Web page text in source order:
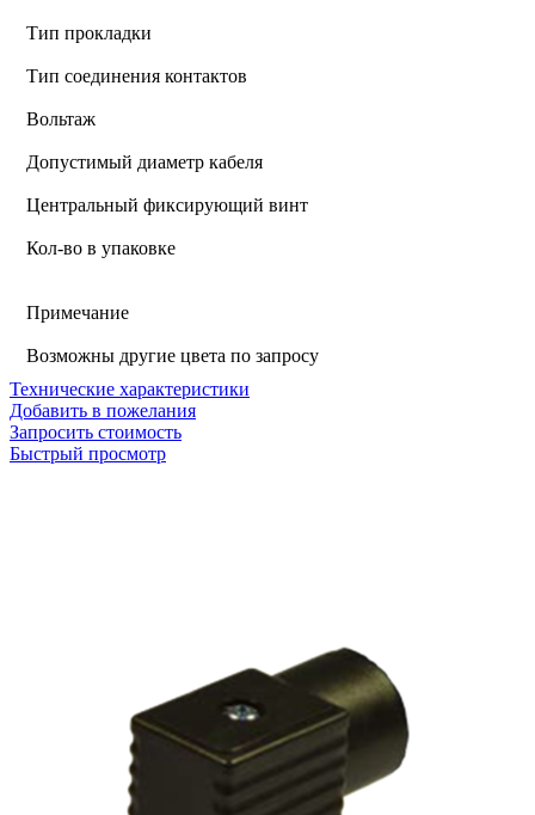
Тип прокладки
Тип соединения контактов
Вольтаж
Допустимый диаметр кабеля
Центральный фиксирующий винт
Кол-во в упаковке
Примечание
Возможны другие цвета по запросу
Технические характеристики
Добавить в пожелания
Запросить стоимость
Быстрый просмотр